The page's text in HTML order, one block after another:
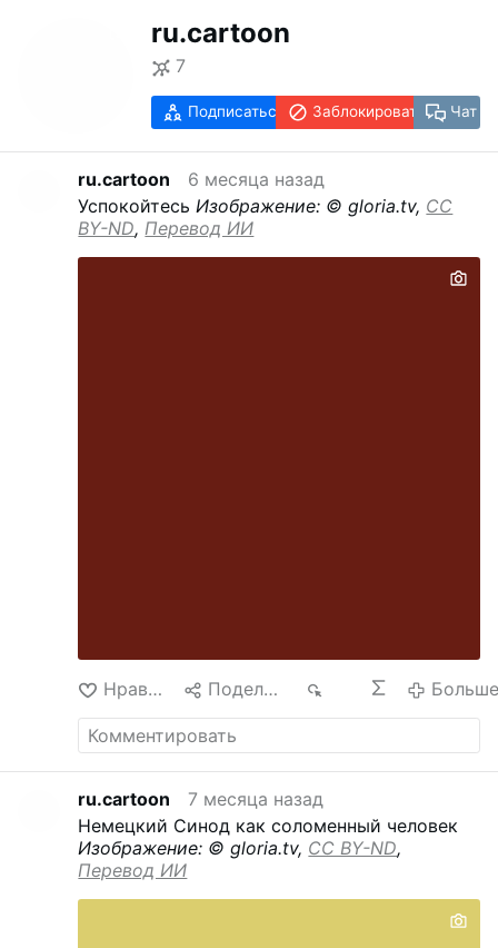
ru.cartoon
7
Подписаться Заблокировать Чат
ru.cartoon
6 месяца назад
Успокойтесь Изображение: © gloria.tv, CC
BY-ND,Перевод ИИ
Нравится Поделиться
ru.cartoon
7 месяца назад
Немецкий Синод как соломенный человек
Изображение: © gloria.tv, CC BY-ND,
Перевод ИИ